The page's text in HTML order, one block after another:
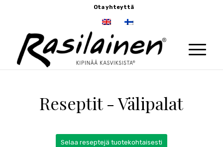
Ota yhteyttä
Reseptit - Välipalat
Selaa reseptejä tuotekohtaisesti